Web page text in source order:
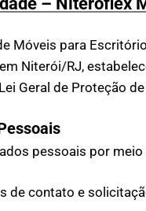
Móveis para
Niterói/RJ,
Geral de Proteção
pessoais por meio
de contato e